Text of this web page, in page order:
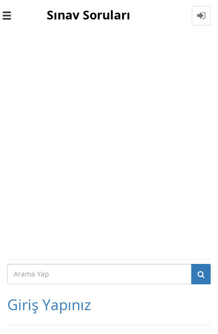
Toggle
Sınav Soruları
Giriş Yapınız